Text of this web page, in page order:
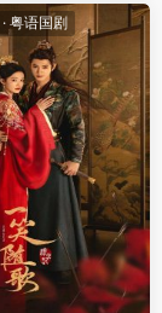
· 粤语国剧